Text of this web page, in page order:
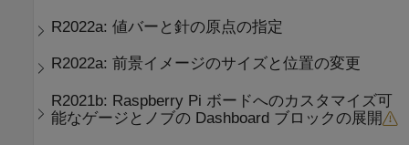
R2022a:値バーと針の原点の指定
R2022a:前景イメージのサイズと位置の変更
R2021b: Raspberry Pi ボードへのカスタマイズ可
能なゲージとノブの Dashboard ブロックの展開